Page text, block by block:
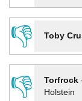
👎
Toby
👎
Torfrock
Holstein